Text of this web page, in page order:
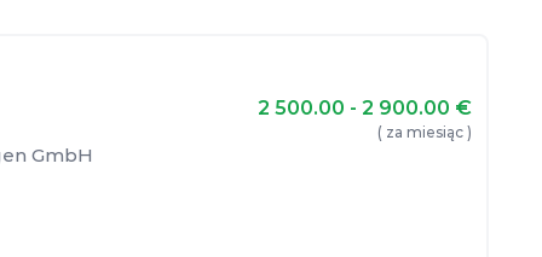
2 500.00 - 2 900.00 €
( za miesiąc )
GmbH